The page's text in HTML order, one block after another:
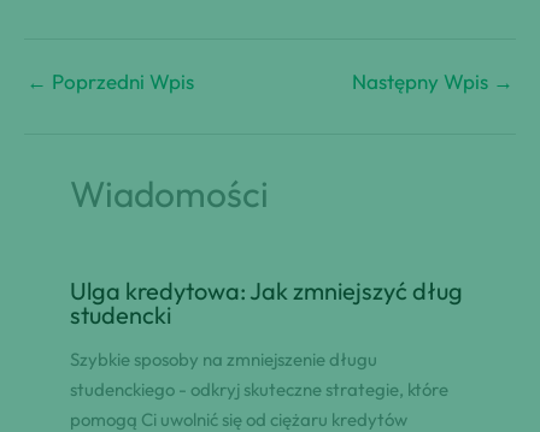
← Poprzedni Wpis Następny Wpis →
Wiadomości
Ulga kredytowa: Jak zmniejszyć dług
studencki
Szybkie sposoby na zmniejszenie długu
studenckiego - odkryj skuteczne strategie, które
pomogą Ci uwolnić się od ciężaru kredytów